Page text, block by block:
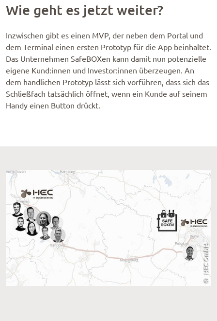
Wie geht es jetzt weiter?
Inzwischen gibt es einen MVP, der neben dem Portal und
dem Terminal einen ersten Prototyp für die App beinhaltet.
Das Unternehmen SafeBOXen kann damit nun potenzielle
eigene Kund:innen und Investor:innen überzeugen. An
dem handlichen Prototyp lässt sich vorführen, dass sich das
Schließfach tatsächlich öffnet, wenn ein Kunde auf seinem
Handy einen Button drückt.